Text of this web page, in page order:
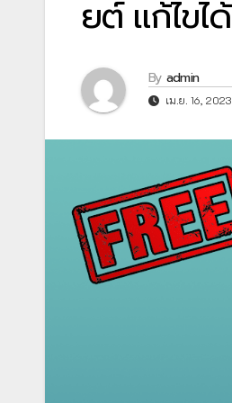
ยต์ แก้ไขได้
By admin
เม.ย. 16, 2023